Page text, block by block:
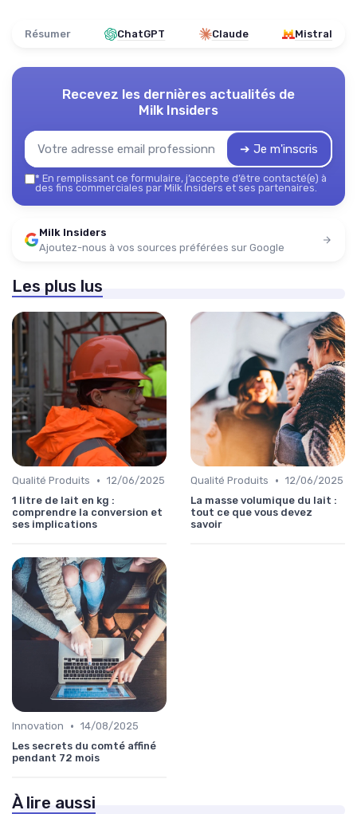
Résumer ChatGPT Claude Mistral
Recevez les dernières actualités de
Milk Insiders
➔ Je m'inscris
* En remplissant ce formulaire, j’accepte d’être contacté(e) à
des fins commerciales par Milk Insiders et ses partenaires.
Milk Insiders
Ajoutez-nous à vos sources préférées sur Google
Les plus lus
Qualité Produits • 12/06/2025
1 litre de lait en kg :
comprendre la conversion et
ses implications
Qualité Produits • 12/06/2025
La masse volumique du lait :
tout ce que vous devez
savoir
Innovation • 14/08/2025
Les secrets du comté affiné
pendant 72 mois
À lire aussi